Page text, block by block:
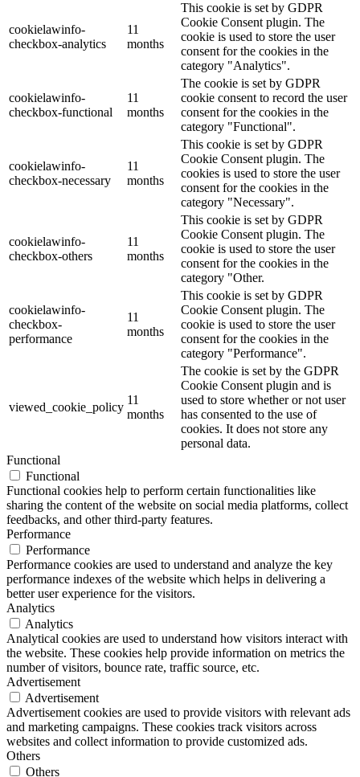
cookielawinfo-
checkbox-analytics
11
months
This cookie is set by GDPR
Cookie Consent plugin. The
cookie is used to store the user
consent for the cookies in the
category "Analytics".
cookielawinfo-
checkbox-functional
11
months
The cookie is set by GDPR
cookie consent to record the user
consent for the cookies in the
category "Functional".
cookielawinfo-
checkbox-necessary
11
months
This cookie is set by GDPR
Cookie Consent plugin. The
cookies is used to store the user
consent for the cookies in the
category "Necessary".
cookielawinfo-
checkbox-others
11
months
This cookie is set by GDPR
Cookie Consent plugin. The
cookie is used to store the user
consent for the cookies in the
category "Other.
cookielawinfo-
checkbox-
performance
11
months
This cookie is set by GDPR
Cookie Consent plugin. The
cookie is used to store the user
consent for the cookies in the
category "Performance".
viewed_cookie_policy
11
months
The cookie is set by the GDPR
Cookie Consent plugin and is
used to store whether or not user
has consented to the use of
cookies. It does not store any
personal data.
Functional
Functional
Functional cookies help to perform certain functionalities like
sharing the content of the website on social media platforms, collect
feedbacks, and other third-party features.
Performance
Performance
Performance cookies are used to understand and analyze the key
performance indexes of the website which helps in delivering a
better user experience for the visitors.
Analytics
Analytics
Analytical cookies are used to understand how visitors interact with
the website. These cookies help provide information on metrics the
number of visitors, bounce rate, traffic source, etc.
Advertisement
Advertisement
Advertisement cookies are used to provide visitors with relevant ads
and marketing campaigns. These cookies track visitors across
websites and collect information to provide customized ads.
Others
Others